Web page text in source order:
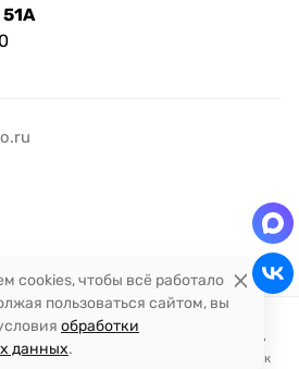
Избранное Поиск
cookies, чтобы всё работало
пользоваться сайтом, вы
обработки
данных.